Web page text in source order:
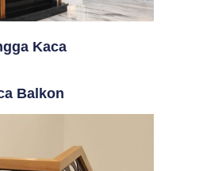
Kaca
Balkon